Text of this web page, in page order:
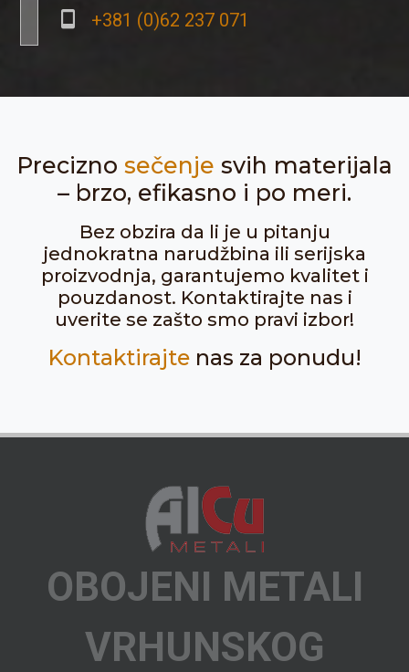
+381 (0)62 237 071
Precizno sečenje svih materijala
– brzo, efikasno i po meri.
Bez obzira da li je u pitanju
jednokratna narudžbina ili serijska
proizvodnja, garantujemo kvalitet i
pouzdanost. Kontaktirajte nas i
uverite se zašto smo pravi izbor!
Kontaktirajtenas za ponudu!
OBOJENI METALI
VRHUNSKOG